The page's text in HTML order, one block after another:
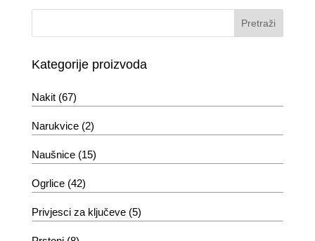
Kategorije proizvoda
Nakit (67)
Narukvice (2)
Naušnice (15)
Ogrlice (42)
Privjesci za ključeve (5)